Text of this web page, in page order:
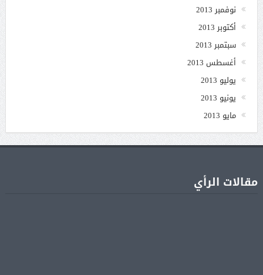
نوفمبر 2013
أكتوبر 2013
سبتمبر 2013
أغسطس 2013
يوليو 2013
يونيو 2013
مايو 2013
مقالات الرأي